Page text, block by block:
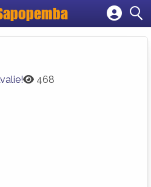
Cadastrar empresa
468